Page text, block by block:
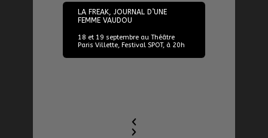
18/09/2023
LA FREAK, JOURNAL D’UNE
FEMME VAUDOU
18 et 19 septembre au Théâtre
Paris Villette, Festival SPOT, à 20h